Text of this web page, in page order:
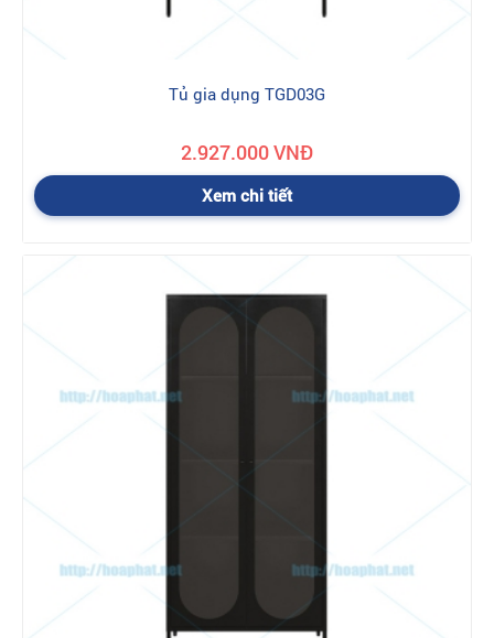
Tủ gia dụng TGD03G
2.927.000 VNĐ
Xem chi tiết